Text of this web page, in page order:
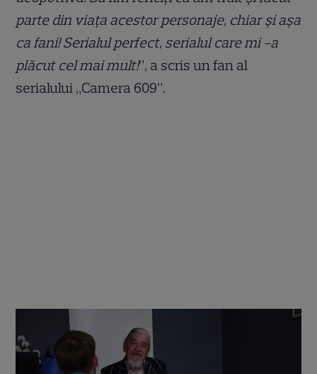
parte din viața acestor personaje, chiar și așa
ca fani! Serialul perfect, serialul care mi -a
plăcut cel mai mult!”, a scris un fan al
serialului „Camera 609”.